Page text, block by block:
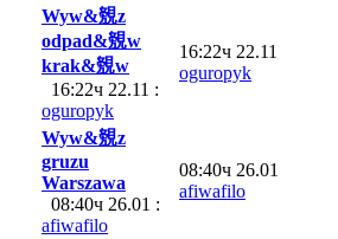
Wyw&覫z
odpad&覫w
krak&覫w
16:22ч 22.11 :
oguropyk
16:22ч 22.11
oguropyk
Wyw&覫z
gruzu
Warszawa
08:40ч 26.01 :
afiwafilo
08:40ч 26.01
afiwafilo